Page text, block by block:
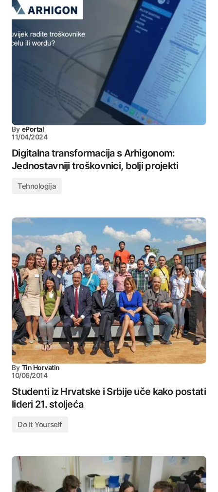
By ePortal
11/04/2024
Digitalna transformacija s Arhigonom:
Jednostavniji troškovnici, bolji projekti
Tehnologija
By Tin Horvatin
10/06/2014
Studenti iz Hrvatske i Srbije uče kako postati
lideri 21. stoljeća
Do It Yourself